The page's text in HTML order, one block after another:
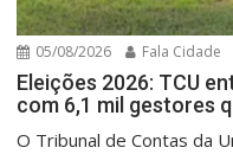
05/08/2026 Fala Cidade
Eleições 2026: TCU
com 6,1 mil gestores
O Tribunal de Contas da